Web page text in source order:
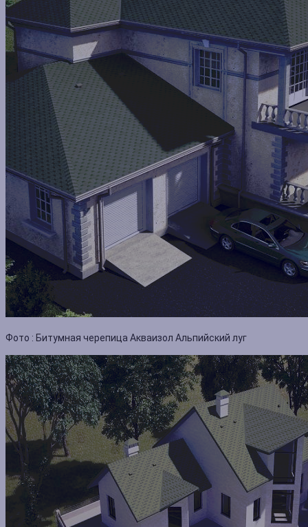
Фото : Битумная черепица Акваизол Альпийский луг